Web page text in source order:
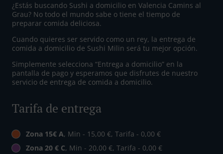
¿Estás buscando Sushi a domicilio en Valencia Camins al
Grau? No todo el mundo sabe o tiene el tiempo de
preparar comida deliciosa.
Cuando quieres ser servido como un rey, la entrega de
comida a domicilio de Sushi Milin será tu mejor opción.
Simplemente selecciona “Entrega a domicilio” en la
pantalla de pago y esperamos que disfrutes de nuestro
servicio de entrega de comida a domicilio.
Tarifa de entrega
Zona 15€ A, Min - 15,00 €, Tarifa - 0,00 €
Zona 20 € C, Min - 20,00 €, Tarifa - 0,00 €